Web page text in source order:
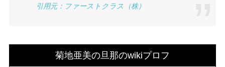
引用元：ファーストクラス（株）
菊地亜美の旦那のwikiプロフ